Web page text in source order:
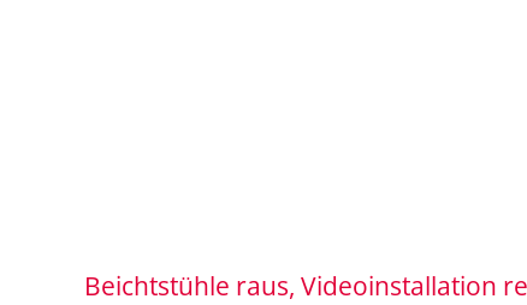
Beichtstühle raus, Videoinstallation